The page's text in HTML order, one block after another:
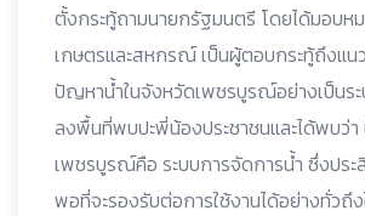
ตั้งกระทู้ถามนายกรัฐมนตรี โดยได้มอบหม
เกษตรและสหกรณ์ เป็นผู้ตอบกระทู้ถึงแน
ปัญหาน้ำในจังหวัดเพชรบูรณ์อย่างเป็นระ
ลงพื้นที่พบปะพี่น้องประชาชนและได้พบว่
เพชรบูรณ์คือ ระบบการจัดการน้ำ ซึ่งปร
พอที่จะรองรับต่อการใช้งานได้อย่างทั่วถึ